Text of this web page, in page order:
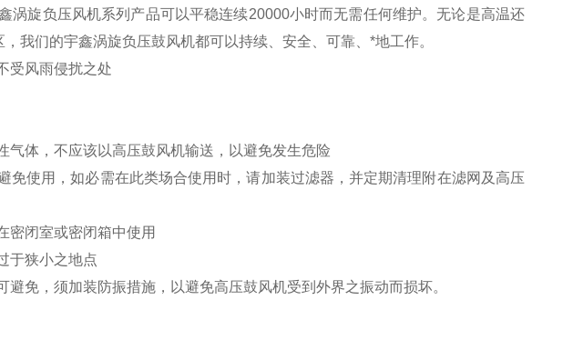
涡旋负压风机系列产品可以平稳连续20000小时而无需任何维护。无论是高温还
我们的宇鑫涡旋负压鼓风机都可以持续、安全、可靠、*地工作。
受风雨侵扰之处
体，不应该以高压鼓风机输送，以避免发生危险
免使用，如必需在此类场合使用时，请加装过滤器，并定期清理附在滤网及高压
密闭室或密闭箱中使用
于狭小之地点
免，须加装防振措施，以避免高压鼓风机受到外界之振动而损坏。